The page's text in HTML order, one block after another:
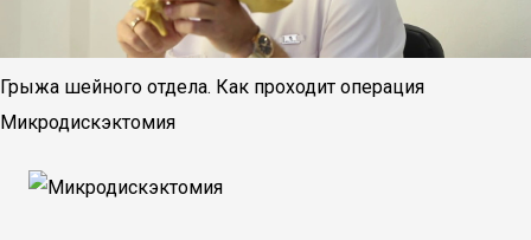
Грыжа шейного отдела. Как проходит операция
Микродискэктомия